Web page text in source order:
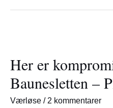
Her er
Baunesletten –
Værløse / 2 kommentarer
kompromisforslaget
for
Baunesletten
–